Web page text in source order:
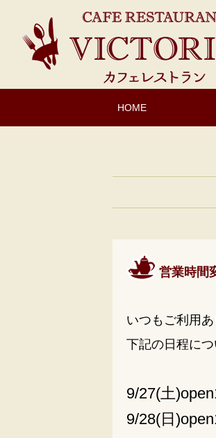
HOME
営業時間
いつもご利用あ
下記の日程につ
9/27(土
9/28(日